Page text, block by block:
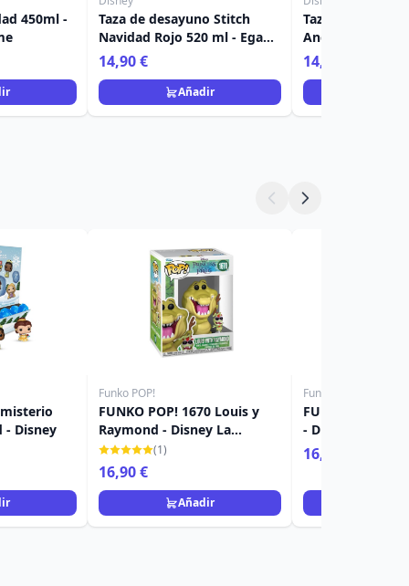
450ml -
Taza de desayuno Stitch
Navidad Rojo 520 ml - Egan
Disney Home
14,90 €
Añadir
Taza de
Angel Navidad
Egan Disney
14,90 €
- Disney
Funko POP!
FUNKO POP! 1670 Louis y
Raymond - Disney La
princesa y el sapo
(1)
16,90 €
Añadir
Funko POP!
FUNKO POP!
- Disney La
sapo
16,90 €